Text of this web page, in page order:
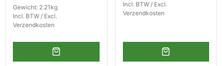
Gewicht: 2.21kg
Incl. BTW / Excl.
Verzendkosten
Incl. BTW / Excl.
Verzendkosten